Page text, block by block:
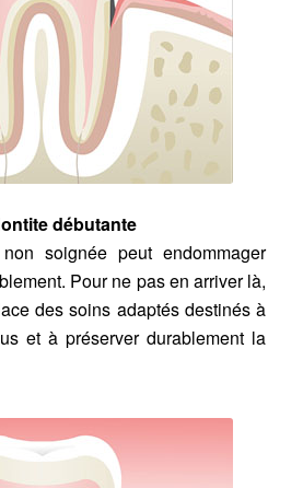
débutante
soignée peut endommager
Pour ne pas en arriver là,
des soins adaptés destinés à
et à préserver durablement la